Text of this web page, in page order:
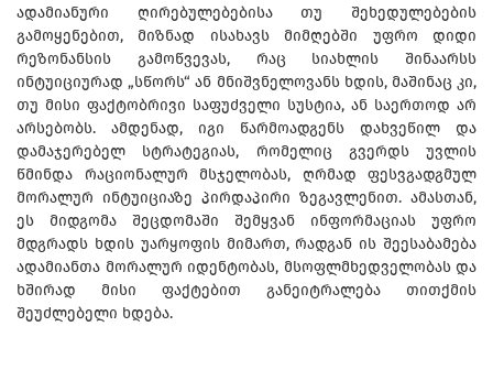
ადამიანური ღირებულებებისა თუ შეხედულებების
გამოყენებით, მიზნად ისახავს მიმღებში უფრო დიდი
რეზონანსის გამოწვევას, რაც სიახლის შინაარსს
ინტუიციურად „სწორს“ ან მნიშვნელოვანს ხდის, მაშინაც კი,
თუ მისი ფაქტობრივი საფუძველი სუსტია, ან საერთოდ არ
არსებობს. ამდენად, იგი წარმოადგენს დახვეწილ და
დამაჯერებელ სტრატეგიას, რომელიც გვერდს უვლის
წმინდა რაციონალურ მსჯელობას, ღრმად ფესვგადგმულ
მორალურ ინტუიციაზე პირდაპირი ზეგავლენით. ამასთან,
ეს მიდგომა შეცდომაში შემყვან ინფორმაციას უფრო
მდგრადს ხდის უარყოფის მიმართ, რადგან ის შეესაბამება
ადამიანთა მორალურ იდენტობას, მსოფლმხედველობას და
ხშირად მისი ფაქტებით განეიტრალება თითქმის
შეუძლებელი ხდება.